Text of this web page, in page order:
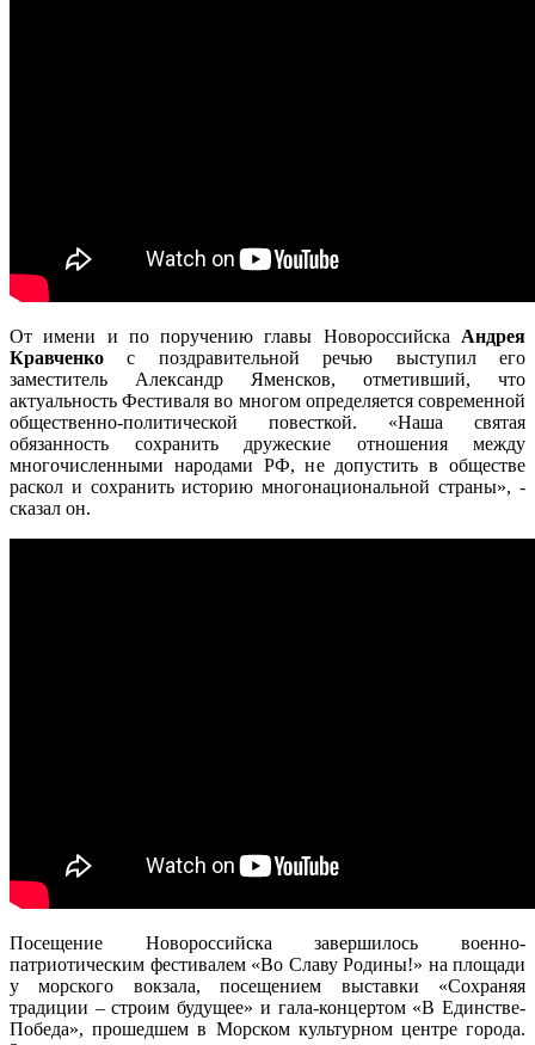
От имени и по поручению главы Новороссийска Андрея
Кравченко с поздравительной речью выступил его
заместитель Александр Яменсков, отметивший, что
актуальность Фестиваля во многом определяется современной
общественно-политической повесткой. «Наша святая
обязанность сохранить дружеские отношения между
многочисленными народами РФ, не допустить в обществе
раскол и сохранить историю многонациональной страны», -
сказал он.
Посещение Новороссийска завершилось военно-
патриотическим фестивалем «Во Славу Родины!» на площади
у морского вокзала, посещением выставки «Сохраняя
традиции – строим будущее» и гала-концертом «В Единстве-
Победа», прошедшем в Морском культурном центре города.